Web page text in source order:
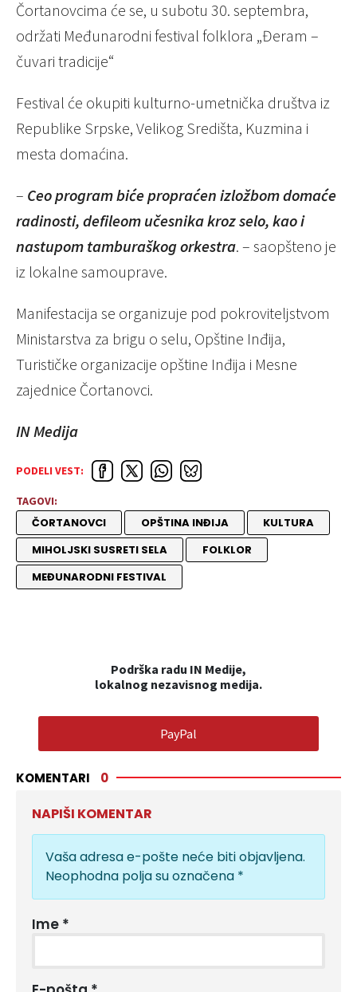
Čortanovcima će se, u subotu 30. septembra,
održati Međunarodni festival folklora „Đeram –
čuvari tradicije“
Festival će okupiti kulturno-umetnička društva iz
Republike Srpske, Velikog Središta, Kuzmina i
mesta domaćina.
– Ceo program biće propraćen izložbom domaće
radinosti, defileom učesnika kroz selo, kao i
nastupom tamburaškog orkestra. – saopšteno je
iz lokalne samouprave.
Manifestacija se organizuje pod pokroviteljstvom
Ministarstva za brigu o selu, Opštine Inđija,
Turističke organizacije opštine Inđija i Mesne
zajednice Čortanovci.
IN Medija
PODELI VEST:
TAGOVI:
ČORTANOVCI OPŠTINA INĐIJA
KULTURA
MIHOLJSKI SUSRETI SELA
FOLKLOR
MEĐUNARODNI FESTIVAL
Podrška radu IN Medije,
lokalnog nezavisnog medija.
PayPal
KOMENTARI 0
NAPIŠI KOMENTAR
Vaša adresa e-pošte neće biti objavljena.
Neophodna polja su označena *
Ime *